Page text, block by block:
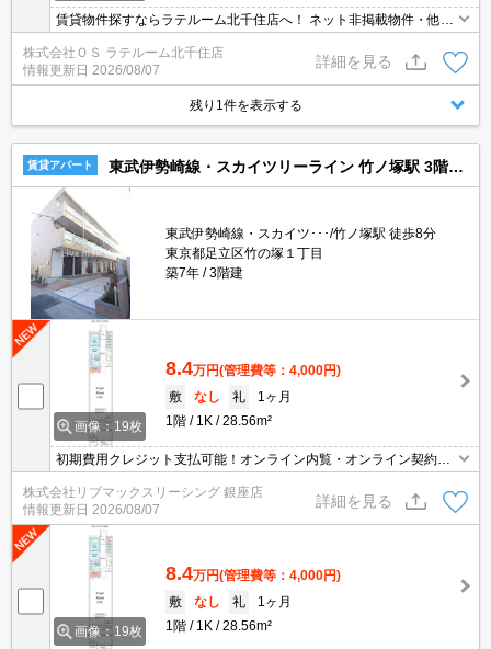
賃貸物件探すならラテルーム北千住店へ！ ネット非掲載物件・他社
様の物件もまとめてご案内いたします！！
株式会社ＯＳ ラテルーム北千住店
情報更新日 2026/08/07
詳細を見る
残り1件を表示する
賃貸アパート 東武伊勢崎線・スカイツリーライン 竹ノ塚駅 3階建 築7年
東武伊勢崎線・スカイツ･･･/竹ノ塚駅 徒歩8分
東京都足立区竹の塚１丁目
築7年
3階建
画像：19枚
8.4万円(管理費等：4,000円)
敷
なし 礼
1ヶ月
1階
1K 28.56m²
初期費用クレジット支払可能！オンライン内覧・オンライン契約等
弊社に一度も来店せずとも問題ありません♪弊社ではネットに掲載さ
れている物件も全てご紹介可能になりますので気になる物件は全て
申し付けください★
株式会社リブマックスリーシング 銀座店
情報更新日 2026/08/07
詳細を見る
画像：19枚
8.4万円(管理費等：4,000円)
敷
なし 礼
1ヶ月
1階
1K 28.56m²